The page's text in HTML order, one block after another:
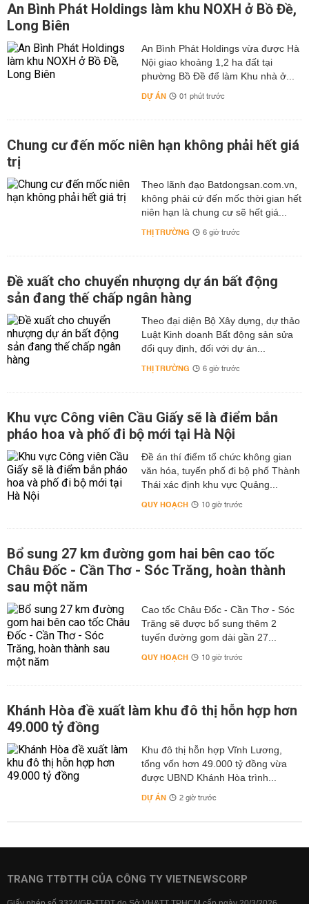
An Bình Phát Holdings làm khu NOXH ở Bồ Đề,
Long Biên
An Bình Phát Holdings vừa được Hà
Nội giao khoảng 1,2 ha đất tại
phường Bồ Đề để làm Khu nhà ở...
DỰ ÁN 01 phút trước
Chung cư đến mốc niên hạn không phải hết giá
trị
Theo lãnh đạo Batdongsan.com.vn,
không phải cứ đến mốc thời gian hết
niên hạn là chung cư sẽ hết giá...
THỊ TRƯỜNG 6 giờ trước
Đề xuất cho chuyển nhượng dự án bất động
sản đang thế chấp ngân hàng
Theo đại diện Bộ Xây dựng, dự thảo
Luật Kinh doanh Bất động sản sửa
đổi quy định, đối với dự án...
THỊ TRƯỜNG 6 giờ trước
Khu vực Công viên Cầu Giấy sẽ là điểm bắn
pháo hoa và phố đi bộ mới tại Hà Nội
Đề án thí điểm tổ chức không gian
văn hóa, tuyến phố đi bộ phố Thành
Thái xác định khu vực Quảng...
QUY HOẠCH 10 giờ trước
Bổ sung 27 km đường gom hai bên cao tốc
Châu Đốc - Cần Thơ - Sóc Trăng, hoàn thành
sau một năm
Cao tốc Châu Đốc - Cần Thơ - Sóc
Trăng sẽ được bổ sung thêm 2
tuyến đường gom dài gần 27...
QUY HOẠCH 10 giờ trước
Khánh Hòa đề xuất làm khu đô thị hỗn hợp hơn
49.000 tỷ đồng
Khu đô thị hỗn hợp Vĩnh Lương,
tổng vốn hơn 49.000 tỷ đồng vừa
được UBND Khánh Hòa trình...
DỰ ÁN 2 giờ trước
TRANG TTĐTTH CỦA CÔNG TY VIETNEWSCORP